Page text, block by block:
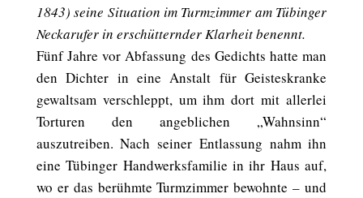
1843) seine Situation im Turmzimmer am Tübinger
Neckarufer in erschütternder Klarheit benennt.
Fünf Jahre vor Abfassung des Gedichts hatte man
den Dichter in eine Anstalt für Geisteskranke
gewaltsam verschleppt, um ihm dort mit allerlei
Torturen den angeblichen „Wahnsinn“
auszutreiben. Nach seiner Entlassung nahm ihn
eine Tübinger Handwerksfamilie in ihr Haus auf,
wo er das berühmte Turmzimmer bewohnte – und